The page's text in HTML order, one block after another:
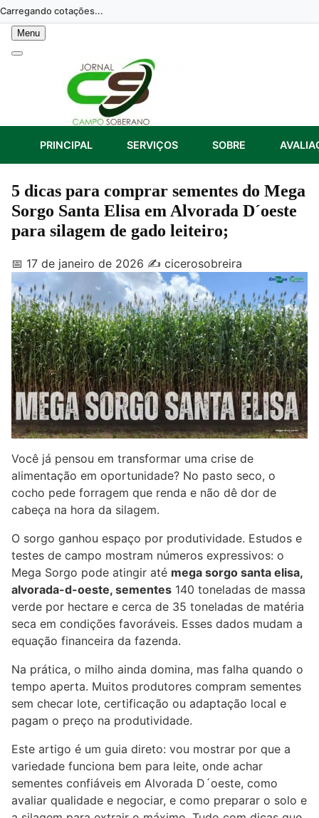
Skip
to
content
Carregando cotações...
Menu
PRINCIPAL SERVIÇOS SOBRE
5 dicas para comprar sementes do Mega
Sorgo Santa Elisa em Alvorada D´oeste
para silagem de gado leiteiro;
📅 17 de janeiro de 2026 ✍️ cicerosobreira
Você já pensou em transformar uma crise de
alimentação em oportunidade? No pasto seco, o
cocho pede forragem que renda e não dê dor de
cabeça na hora da silagem.
O sorgo ganhou espaço por produtividade. Estudos e
testes de campo mostram números expressivos: o
Mega Sorgo pode atingir até mega sorgo santa elisa,
alvorada-d-oeste, sementes 140 toneladas de massa
verde por hectare e cerca de 35 toneladas de matéria
seca em condições favoráveis. Esses dados mudam a
equação financeira da fazenda.
Na prática, o milho ainda domina, mas falha quando o
tempo aperta. Muitos produtores compram sementes
sem checar lote, certificação ou adaptação local e
pagam o preço na produtividade.
Este artigo é um guia direto: vou mostrar por que a
variedade funciona bem para leite, onde achar
sementes confiáveis em Alvorada D´oeste, como
avaliar qualidade e negociar, e como preparar o solo e